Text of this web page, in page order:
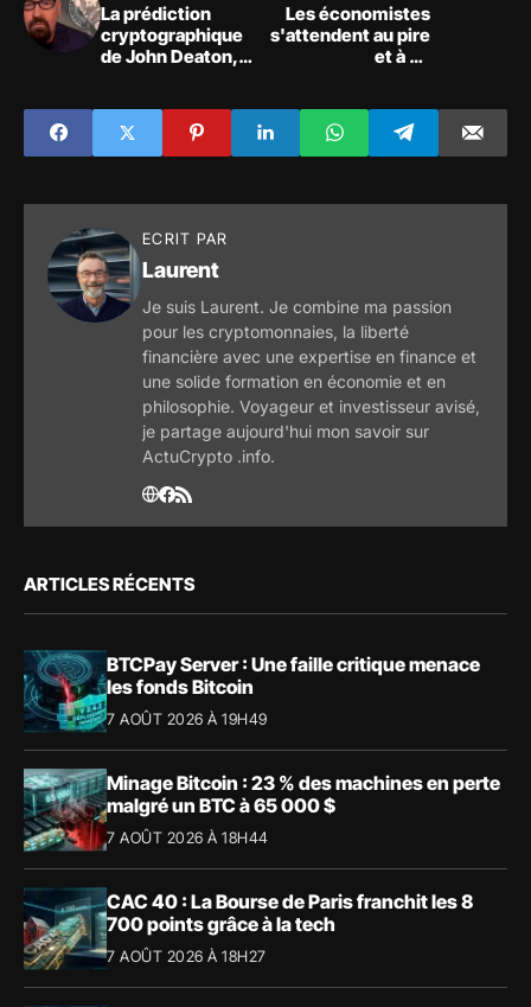
La prédiction
cryptographique
de John Deaton,
Etats-Unis, suscite
l'inquiétude
Les économistes
s'attendent au pire
et à un
avant la réunion de
la Fed
ECRIT PAR
Laurent
Je suis Laurent. Je combine ma passion
pour les cryptomonnaies, la liberté
financière avec une expertise en finance et
une solide formation en économie et en
philosophie. Voyageur et investisseur avisé,
je partage aujourd'hui mon savoir sur
ActuCrypto .info.
ARTICLES RÉCENTS
BTCPay Server : Une faille critique menace
les fonds Bitcoin
7 AOÛT 2026 À 19H49
Minage Bitcoin : 23 % des machines en perte
malgré un BTC à 65 000 $
7 AOÛT 2026 À 18H44
CAC 40 : La Bourse de Paris franchit les 8
700 points grâce à la tech
7 AOÛT 2026 À 18H27